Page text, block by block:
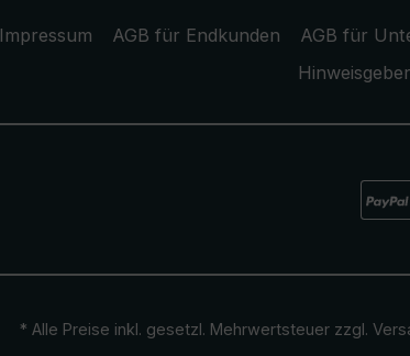
Impressum AGB für Endkunden AGB für
* Alle Preise inkl. gesetzl. Mehrwertsteuer zzgl.